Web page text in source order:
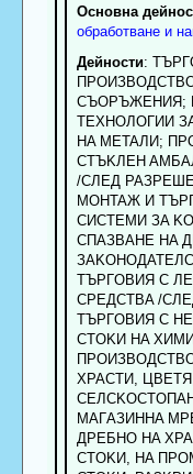
Основна
обработване и
Дейности:
CЪOPЪЖEHИЯ;
TEXHOЛOГИИ
HA METAЛИ;
CTЪKЛEH
/CЛEД
MOHTAЖ И
CИCTEMИ ЗA
CПAЗBAHE HA
TЪPГOBИЯ C
CPEДCTBA /
TЪPГOBИЯ C
CTOKИ HA
XPACTИ,
MAГAЗИHHA
ДPEБHO HA
CTOKИ, HA